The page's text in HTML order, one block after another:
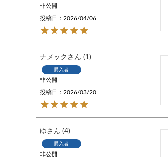
非公開
投稿日 2026/04/06
ナメック 1
購入者
非公開
投稿日 2026/03/20
ゆ 4
購入者
非公開